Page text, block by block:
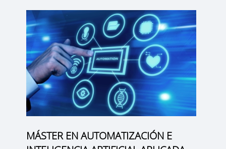
MÁSTER EN AUTOMATIZACIÓN E